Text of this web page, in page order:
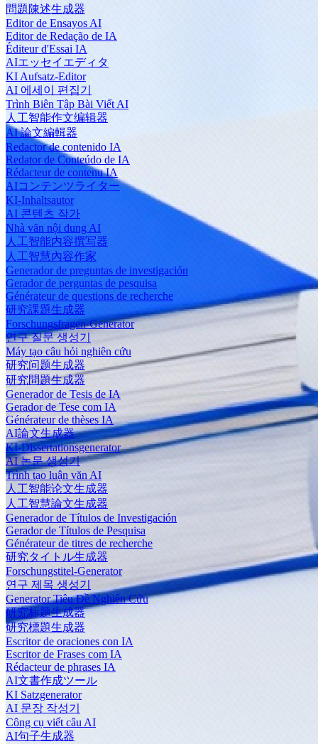
問題陳述生成器
Editor de Ensayos AI
Editor de Redação de IA
Éditeur d'Essai IA
AIエッセイエディタ
KI Aufsatz-Editor
AI 에세이 편집기
Trình Biên Tập Bài Viết AI
人工智能作文编辑器
AI 論文編輯器
Redactor de contenido IA
Redator de Conteúdo de IA
Rédacteur de contenu IA
AIコンテンツライター
KI-Inhaltsautor
AI 콘텐츠 작가
Nhà văn nội dung AI
人工智能内容撰写器
人工智慧內容作家
Generador de preguntas de investigación
Gerador de perguntas de pesquisa
Générateur de questions de recherche
研究課題生成器
Forschungsfragen-Generator
연구 질문 생성기
Máy tạo câu hỏi nghiên cứu
研究问题生成器
研究問題生成器
Generador de Tesis de IA
Gerador de Tese com IA
Générateur de thèses IA
AI論文生成器
KI-Dissertationsgenerator
AI 논문 생성기
Trình tạo luận văn AI
人工智能论文生成器
人工智慧論文生成器
Generador de Títulos de Investigación
Gerador de Títulos de Pesquisa
Générateur de titres de recherche
研究タイトル生成器
Forschungstitel-Generator
연구 제목 생성기
Generator Tiêu Đề Nghiên Cứu
研究标题生成器
研究標題生成器
Escritor de oraciones con IA
Escritor de Frases com IA
Rédacteur de phrases IA
AI文書作成ツール
KI Satzgenerator
AI 문장 작성기
Công cụ viết câu AI
AI句子生成器